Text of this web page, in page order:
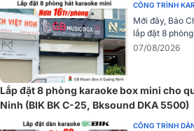
Amply BIK BJ-A88 có thể giúp người
thống cho dễ dàng cho 2 phòng hát
hay chập cháy.
Tự động cân bằng âm thanh
Thiết kế cân bằng giữa 2 kênh, cho khả
hiệu từ âm bass, âm mid hay âm treble
đều. Công nghệ Echo hiện đại cùng
CÔNG TRÌNH
Mới đây, Bảo
lắp đặt 8
07/08/2026
Lắp đặt 8 phòng karaoke box mini cho
Ninh (BIK BK C-25, Bksound DKA 5500)
CÔNG TRÌNH